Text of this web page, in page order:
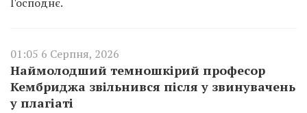
01:05 6 Серпня, 2026
Наймолодший темношкірий професор
Кембриджа звільнився після у звинувачень
у плагіаті